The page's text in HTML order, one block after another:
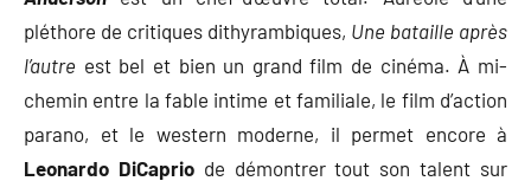
pléthore de critiques dithyrambiques, Une bataille après
l’autre est bel et bien un grand film de cinéma. À mi-
chemin entre la fable intime et familiale, le film d’action
parano, et le western moderne, il permet encore à
Leonardo DiCapriode démontrer tout son talent sur